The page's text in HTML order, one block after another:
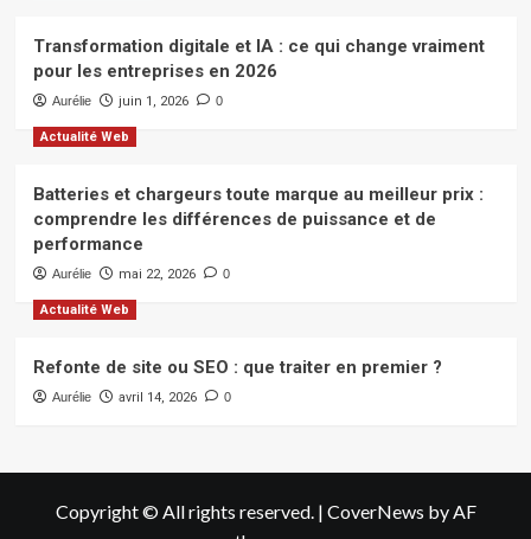
Transformation digitale et IA : ce qui change vraiment
pour les entreprises en 2026
Aurélie juin 1, 2026 0
Actualité Web
Batteries et chargeurs toute marque au meilleur prix :
comprendre les différences de puissance et de
performance
Aurélie mai 22, 2026 0
Actualité Web
Refonte de site ou SEO : que traiter en premier ?
Aurélie avril 14, 2026 0
Copyright © All rights reserved. | CoverNews by AF